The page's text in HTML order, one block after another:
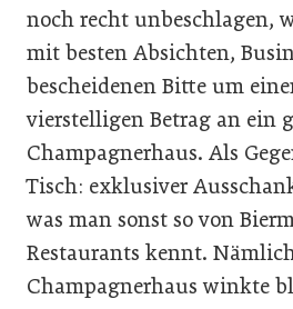
noch recht unbeschlagen,
mit besten Absichten,
bescheidenen Bitte um
vierstelligen Betrag an ein
Champagnerhaus. Als
Tisch: exklusiver
was man sonst so von
Restaurants kennt.
Champagnerhaus winkte